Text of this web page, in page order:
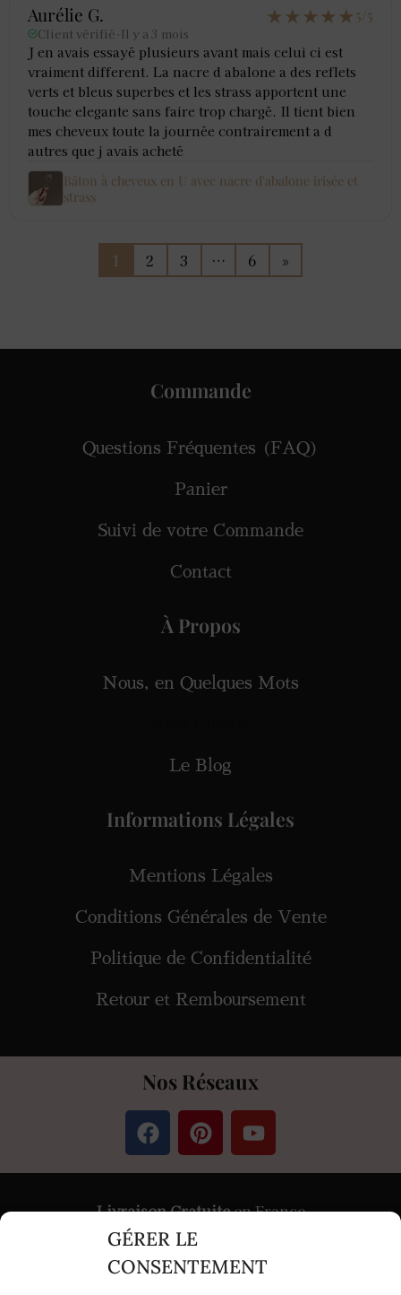
GÉRER LE
CONSENTEMENT
Aurélie G.
Client vérifié Il y a 3 mois
★★★★★5/5
J en avais essayé plusieurs avant mais celui ci est
vraiment different. La nacre d abalone a des reflets
verts et bleus superbes et les strass apportent une
touche elegante sans faire trop chargé. Il tient bien
mes cheveux toute la journée contrairement a d
autres que j avais acheté
Bâton à cheveux en U avec nacre d'abalone irisée et
strass
1 2 3 … 6 »
Commande
Questions Fréquentes (FAQ)
Panier
Suivi de votre Commande
Contact
À Propos
Nous, en Quelques Mots
Le Blog
Informations Légales
Mentions Légales
Conditions Générales de Vente
Politique de Confidentialité
Retour et Remboursement
Nos Réseaux
Livraison Gratuiteen France
PaiementSécurisépar Stripe &